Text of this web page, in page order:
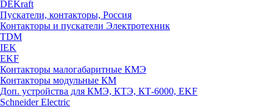
DEKraft
Пускатели, контакторы, Россия
Контакторы и пускатели Электротехник
TDM
IEK
EKF
Контакторы малогабаритные КМЭ
Контакторы модульные КМ
Доп. устройства для КМЭ, КТЭ, КТ-6000, EKF
Schneider Electric